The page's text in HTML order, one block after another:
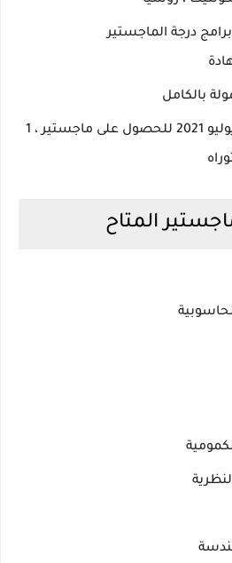
برامج درجة الماجستير
بالكامل
الموعد النهائي: 16 يوليو 2021 للحصول على ماجستير ، 1
المتاح